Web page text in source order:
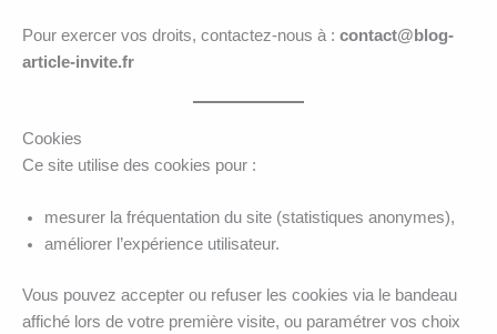
Pour exercer vos droits, contactez-nous à : contact@blog-
article-invite.fr
Cookies
Ce site utilise des cookies pour :
mesurer la fréquentation du site (statistiques anonymes),
améliorer l’expérience utilisateur.
Vous pouvez accepter ou refuser les cookies via le bandeau
affiché lors de votre première visite, ou paramétrer vos choix